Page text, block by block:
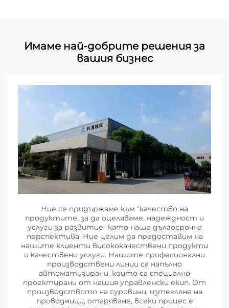
Имаме най-добрите решения за
вашия бизнес
Ние се придържаме към "качество на
продуктите, за да оцеляваме, надеждност и
услуги за развитие" като наша дългосрочна
перспектива. Ние целим да предоставим на
нашите клиенти висококачествени продукти
и качествени услуги. Нашите професионални
производствени линии са напълно
автоматизирани, които са специално
проектирани от нашия управленски екип. От
производството на суровини, изтегляне на
проводници, отгряване, всеки процес е